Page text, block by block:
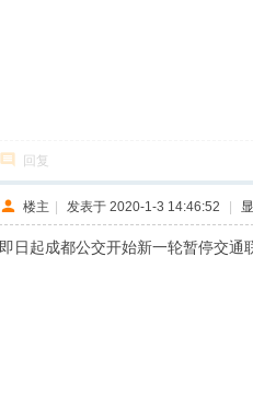
回复
楼主 | 发表于 2020-1-3 14:46:52 |
即日起成都公交开始新一轮暂停交通